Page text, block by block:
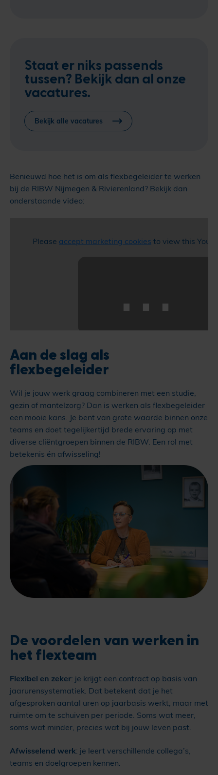
Staat er niks passends
tussen? Bekijk dan al onze
vacatures.
Bekijk alle vacatures
Benieuwd hoe het is om als flexbegeleider te werken
bij de RIBW Nijmegen & Rivierenland? Bekijk dan
onderstaande video:
⋯
Please accept marketing cookies to view this
Aan de slag als
flexbegeleider
Wil je jouw werk graag combineren met een studie,
gezin of mantelzorg? Dan is werken als flexbegeleider
een mooie kans. Je bent van grote waarde binnen onze
teams en doet tegelijkertijd brede ervaring op met
diverse cliëntgroepen binnen de RIBW. Een rol met
betekenis én afwisseling!
De voordelen van werken in
het flexteam
Flexibel en zeker: je krijgt een contract op basis van
jaarurensystematiek. Dat betekent dat je het
afgesproken aantal uren op jaarbasis werkt, maar met
ruimte om te schuiven per periode. Soms wat meer,
soms wat minder, precies wat bij jouw leven past.
Afwisselend werk: je leert verschillende collega’s,
teams en doelgroepen kennen.